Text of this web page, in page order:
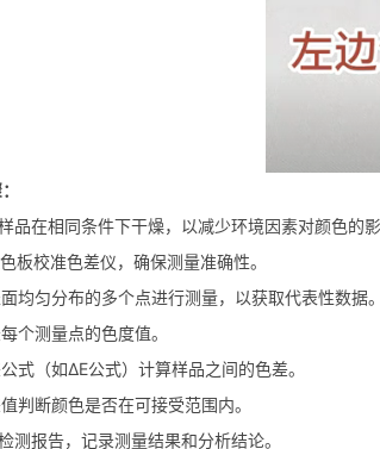
品在相同条件下干燥，以减少环境因素对颜色的影
板校准色差仪，确保测量准确性。
均匀分布的多个点进行测量，以获取代表性数据。
个测量点的色度值。
式（如ΔE公式）计算样品之间的色差。
判断颜色是否在可接受范围内。
测报告，记录测量结果和分析结论。